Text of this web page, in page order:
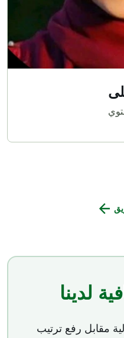
لدينا
مقابل رفع ترتيب